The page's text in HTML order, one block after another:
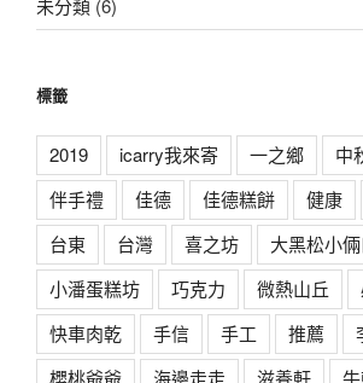
標籤
2019 icarry我來寄 一之鄉 中
伴手禮
佳德 佳德糕餅 健康
台東
台灣 喜之坊 大黑松小
小潘蛋糕坊
巧克力 微熱山丘
快車肉乾
手信 手工 推薦
櫻桃爺爺
海邊走走 滋養軒